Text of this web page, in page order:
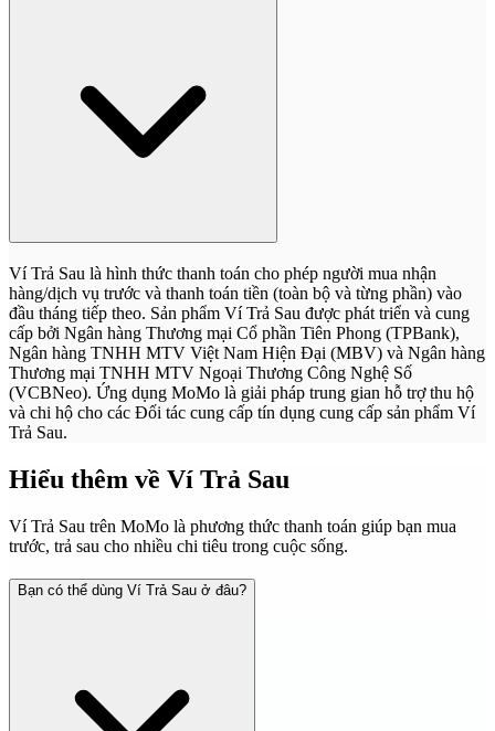
Ví Trả Sau là hình thức thanh toán cho phép người mua nhận
hàng/dịch vụ trước và thanh toán tiền (toàn bộ và từng phần) vào
đầu tháng tiếp theo. Sản phẩm Ví Trả Sau được phát triển và cung
cấp bởi Ngân hàng Thương mại Cổ phần Tiên Phong (TPBank),
Ngân hàng TNHH MTV Việt Nam Hiện Đại (MBV) và Ngân hàng
Thương mại TNHH MTV Ngoại Thương Công Nghệ Số
(VCBNeo). Ứng dụng MoMo là giải pháp trung gian hỗ trợ thu hộ
và chi hộ cho các Đối tác cung cấp tín dụng cung cấp sản phẩm Ví
Trả Sau.
Hiểu thêm về Ví Trả Sau
Ví Trả Sau trên MoMo là phương thức thanh toán giúp bạn mua
trước, trả sau cho nhiều chi tiêu trong cuộc sống.
Bạn có thể dùng Ví Trả Sau ở đâu?